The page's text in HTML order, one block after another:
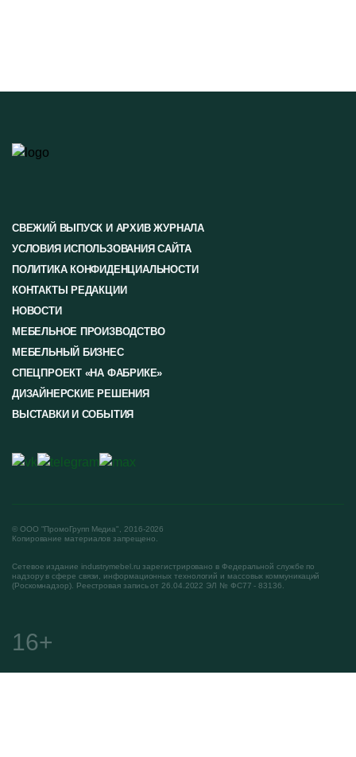
© ООО "ПромоГрупп Медиа", 2016-2026
Копирование материалов запрещено.
СВЕЖИЙ ВЫПУСК И АРХИВ ЖУРНАЛА
УСЛОВИЯ ИСПОЛЬЗОВАНИЯ САЙТА
ПОЛИТИКА КОНФИДЕНЦИАЛЬНОСТИ
КОНТАКТЫ РЕДАКЦИИ
НОВОСТИ
МЕБЕЛЬНОЕ ПРОИЗВОДСТВО
МЕБЕЛЬНЫЙ БИЗНЕС
СПЕЦПРОЕКТ «НА ФАБРИКЕ»
ДИЗАЙНЕРСКИЕ РЕШЕНИЯ
ВЫСТАВКИ И СОБЫТИЯ
Сетевое издание industrymebel.ru зарегистрировано в Федеральной службе по
надзору в сфере связи, информационных технологий и массовых коммуникаций
(Роскомнадзор). Реестровая запись от 26.04.2022 ЭЛ № ФС77 - 83136.
16+